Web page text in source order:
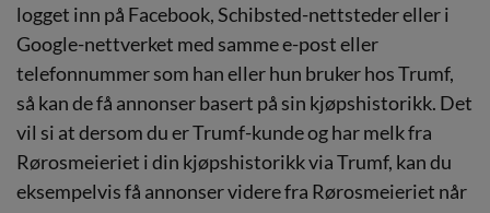
logget inn på Facebook, Schibsted-nettsteder eller i
Google-nettverket med samme e-post eller
telefonnummer som han eller hun bruker hos Trumf,
så kan de få annonser basert på sin kjøpshistorikk. Det
vil si at dersom du er Trumf-kunde og har melk fra
Rørosmeieriet i din kjøpshistorikk via Trumf, kan du
eksempelvis få annonser videre fra Rørosmeieriet når